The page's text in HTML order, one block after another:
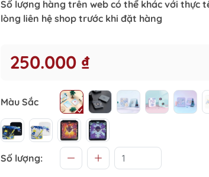
Số lượng hàng trên web có thể khác với thực
lòng liên hệ shop trước khi đặt hàng
250.000 ₫
Màu Sắc
Số lượng: